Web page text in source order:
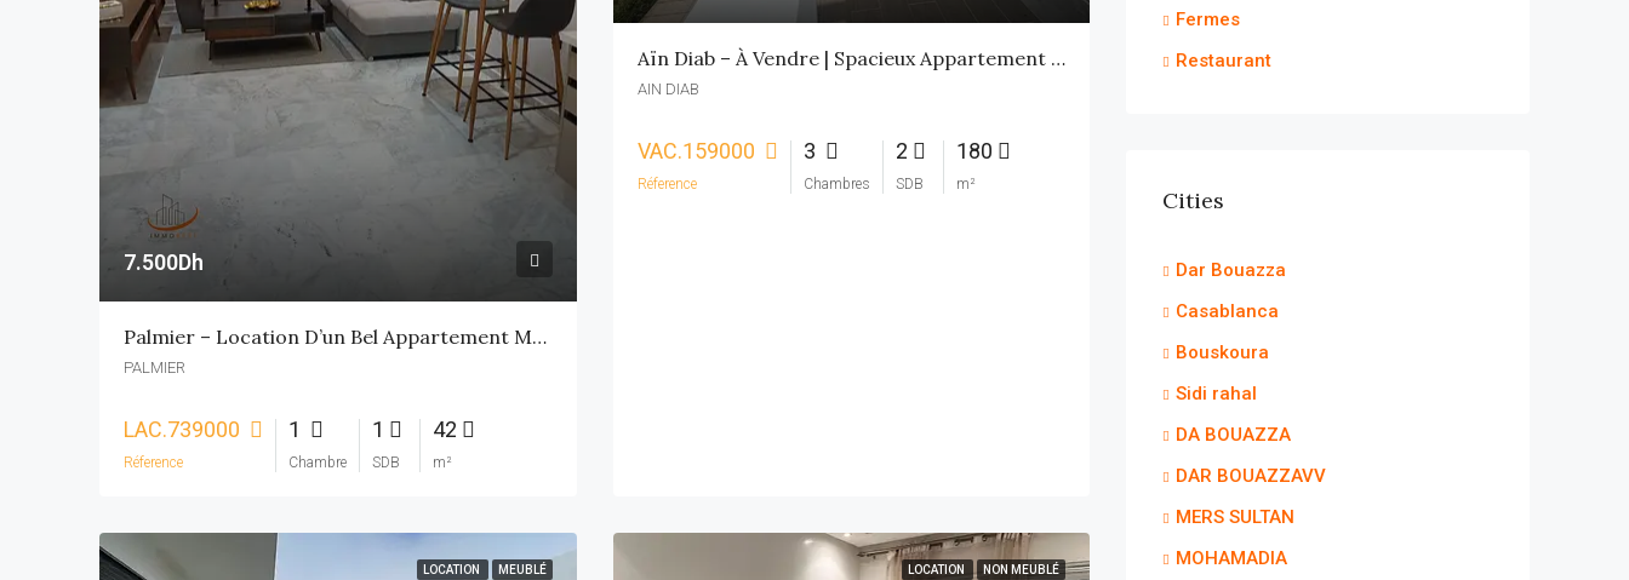
7.500Dh
Palmier – Location D’un Bel Appartement Meublé 1 CH
PALMIER
LAC.739000
Réference
1
Chambre
1
SDB
42
m²
Aïn Diab – À Vendre | Spacieux Appartement Avec Vue Mer 3CH
AIN DIAB
VAC.159000
Réference
3
Chambres
2
SDB
180
m²
LOCATION MEUBLÉ LOCATION NON MEUBLÉ
Fermes
Restaurant
Cities
Dar Bouazza
Casablanca
Bouskoura
Sidi rahal
DA BOUAZZA
DAR BOUAZZAVV
MERS SULTAN
MOHAMADIA